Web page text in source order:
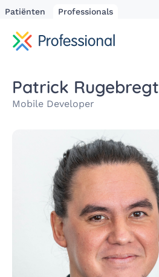
Patiënten Professionals
Patrick Rugebregt
Mobile Developer